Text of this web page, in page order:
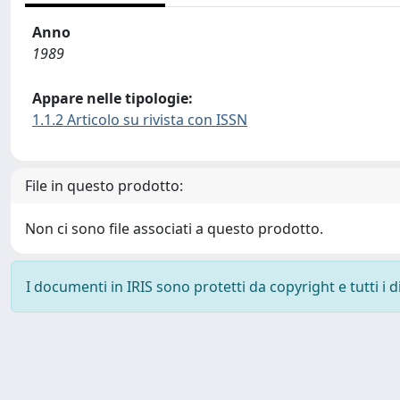
Anno
1989
Appare nelle tipologie:
1.1.2 Articolo su rivista con ISSN
File in questo prodotto:
Non ci sono file associati a questo prodotto.
I documenti in IRIS sono protetti da copyright e tutti i